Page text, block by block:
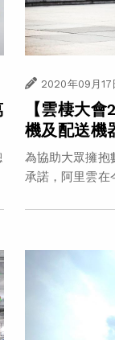
2020年09月17
【雲棲大
機及配送
為協助大眾擁抱
承諾，阿里雲在